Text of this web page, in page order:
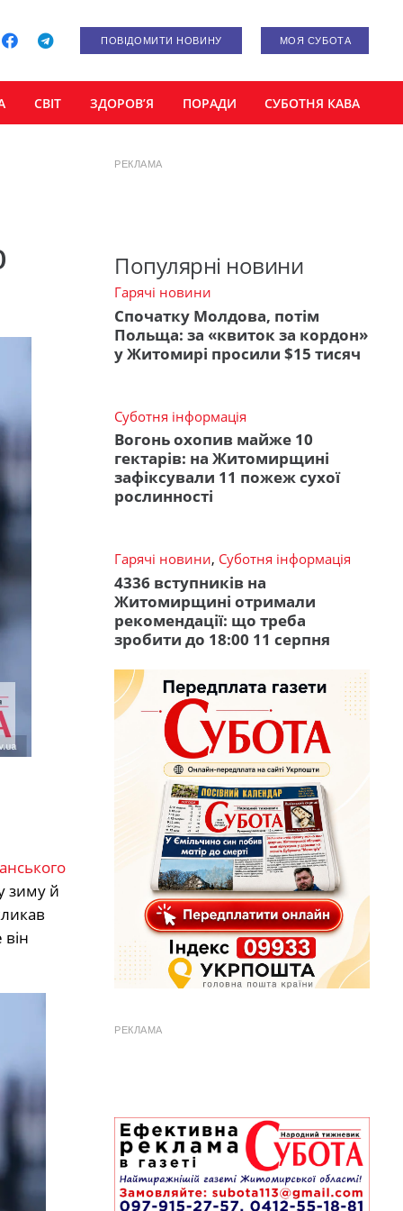
ПОВІДОМИТИ НОВИНУ МОЯ СУБОТА
СВІТ ЗДОРОВ’Я ПОРАДИ СУБОТНЯ КАВА
зиму й
РЕКЛАМА
Популярні новини
Гарячі новини
Спочатку Молдова, потім
Польща: за «квиток за кордон»
у Житомирі просили $15 тисяч
Суботня інформація
Вогонь охопив майже 10
гектарів: на Житомирщині
зафіксували 11 пожеж сухої
рослинності
Гарячі новини, Суботня інформація
4336 вступників на
Житомирщині отримали
рекомендації: що треба
зробити до 18:00 11 серпня
РЕКЛАМА